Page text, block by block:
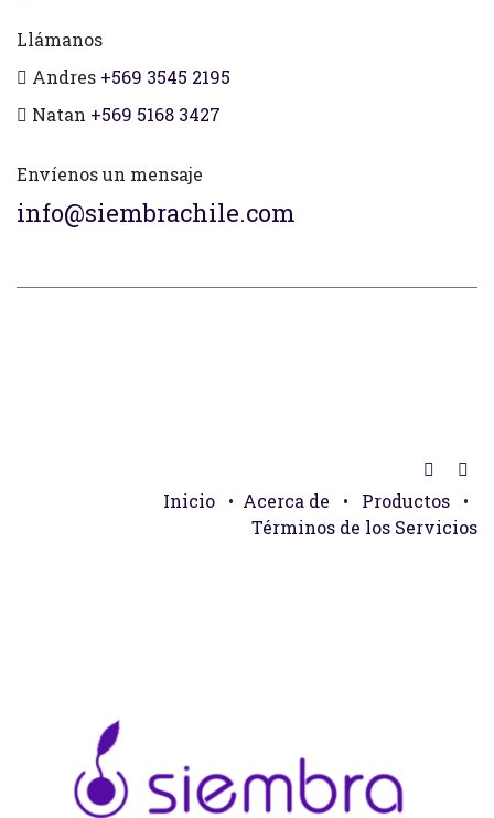
Llámanos
Andres +569 3545 2195
Natan +569 5168 3427
Envíenos un mensaje
info@siembrachile.com
Inicio • Acerca de • Productos
•
Términos de los Servicios